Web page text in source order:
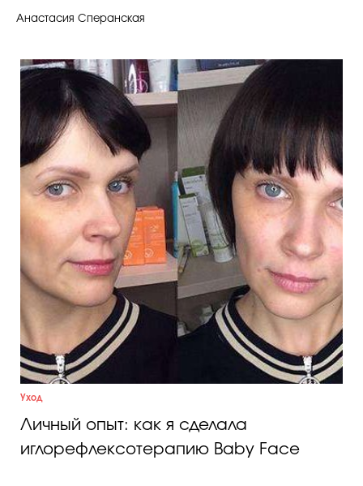
Анастасия Сперанская
Уход
Личный опыт: как я сделала
иглорефлексотерапию Baby Face